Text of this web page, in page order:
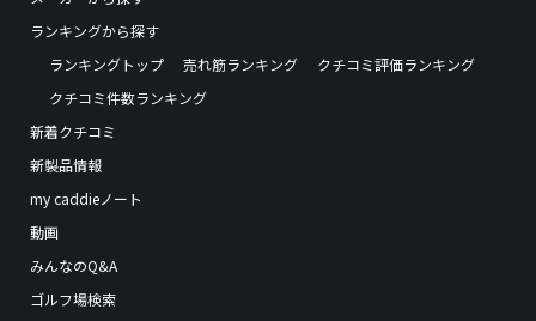
ランキングから探す
ランキングトップ
売れ筋ランキング
クチコミ評価ランキング
クチコミ件数ランキング
新着クチコミ
新製品情報
my caddieノート
動画
みんなのQ&A
ゴルフ場検索